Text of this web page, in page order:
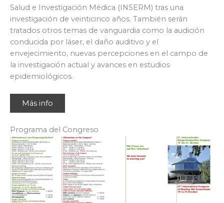
Salud e Investigación Médica (INSERM) tras una
investigación de veinticinco años. También serán
tratados otros temas de vanguardia como la audición
conducida por láser, el daño auditivo y el
envejecimiento, nuevas percepciones en el campo de
la investigación actual y avances en estudios
epidemiológicos.
Más info
Programa del Congreso